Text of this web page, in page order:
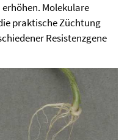
Molekulare
praktische Züchtung
Resistenzgene